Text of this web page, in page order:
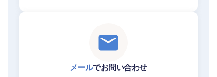
メールでお問い合わせ